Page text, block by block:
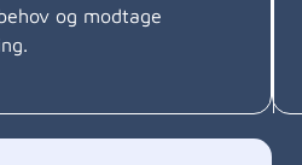
og modtage